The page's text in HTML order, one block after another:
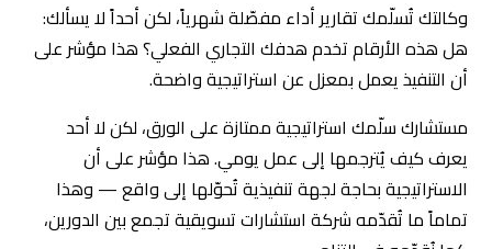
وكالتك تُسلّمك تقارير أداء مفصّلة شهرياً، لكن أحداً لا يسألك:
هل هذه الأرقام تخدم هدفك التجاري الفعلي؟ هذا مؤشر على
أن التنفيذ يعمل بمعزل عن استراتيجية واضحة.
مستشارك سلّمك استراتيجية ممتازة على الورق، لكن لا أحد
يعرف كيف يُترجمها إلى عمل يومي. هذا مؤشر على أن
الاستراتيجية بحاجة لجهة تنفيذية تُحوّلها إلى واقع — وهذا
تماماً ما تُقدّمه شركة استشارات تسويقية تجمع بين الدورين،